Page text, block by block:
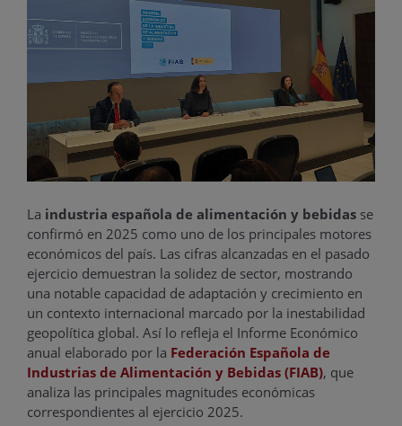
La industria española de alimentación y bebidas se
confirmó en 2025 como uno de los principales motores
económicos del país. Las cifras alcanzadas en el pasado
ejercicio demuestran la solidez de sector, mostrando
una notable capacidad de adaptación y crecimiento en
un contexto internacional marcado por la inestabilidad
geopolítica global. Así lo refleja el Informe Económico
anual elaborado por la Federación Española de
Industrias de Alimentación y Bebidas (FIAB), que
analiza las principales magnitudes económicas
correspondientes al ejercicio 2025.